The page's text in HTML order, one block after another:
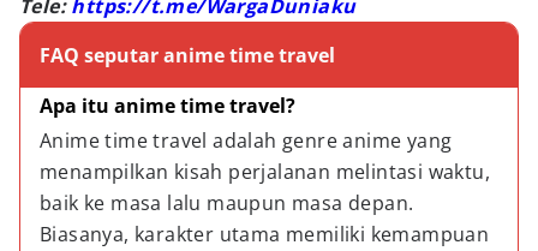
Tele:https://t.me/WargaDuniaku
FAQ seputar anime time travel
Apa itu anime time travel?
Anime time travel adalah genre anime yang
menampilkan kisah perjalanan melintasi waktu,
baik ke masa lalu maupun masa depan.
Biasanya, karakter utama memiliki kemampuan